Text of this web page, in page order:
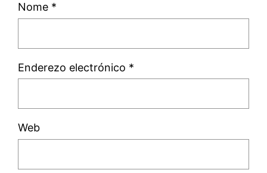
Nome *
Enderezo electrónico *
Web